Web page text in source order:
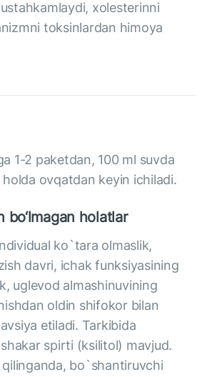
xolesterinni
toksinlardan himoya
1-2 paketdan, 100 ml suvda
ovqatdan keyin ichiladi.
bo‘lmagan holatlar
ko`tara olmaslik,
davri, ichak funksiyasining
uglevod almashinuvining
oldin shifokor bilan
etiladi. Tarkibida
spirti (ksilitol) mavjud.
bo`shantiruvchi